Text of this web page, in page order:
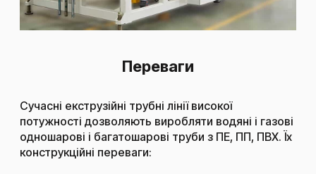
Переваги
Сучасні екструзійні трубні лінії високої
потужності дозволяють виробляти водяні і газові
одношарові і багатошарові труби з ПЕ, ПП, ПВХ. Їх
конструкційні переваги: